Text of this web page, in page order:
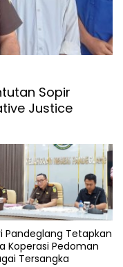
Sopir
Justice
Pandeglang Tetapkan
Koperasi Pedoman
Tersangka